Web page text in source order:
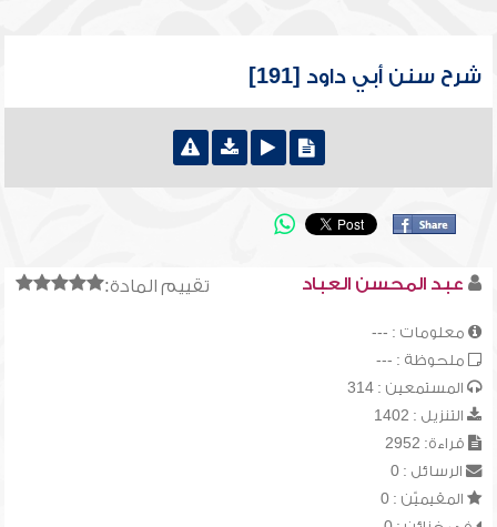
شرح سنن أبي داود [191]
تقييم المادة: عبد المحسن العباد
معلومات : ---
ملحوظة : ---
المستمعين : 314
التنزيل : 1402
قراءة: 2952
الرسائل : 0
المقيميّن : 0